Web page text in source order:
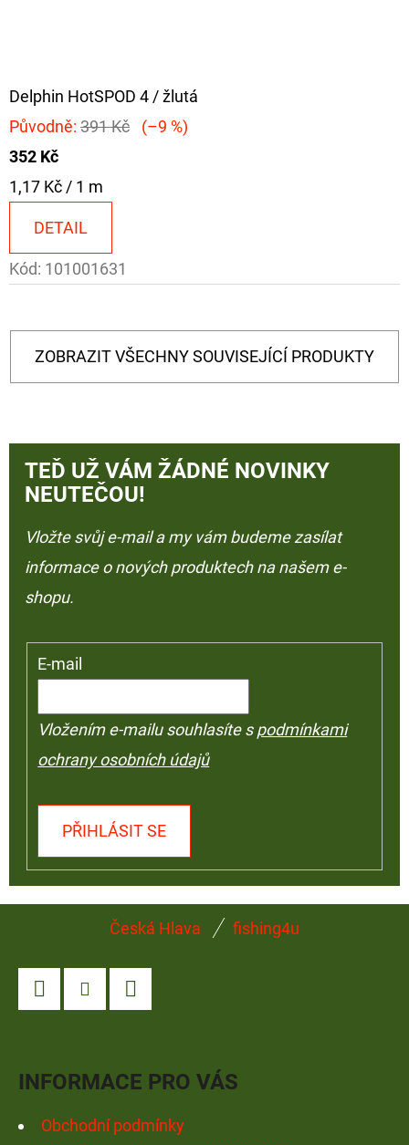
Delphin HotSPOD 4 / žlutá
Původně: 391 Kč
(–9 %)
352 Kč
Měrná
1,17 Kč / 1 m
DETAIL
Kód: 101001631
ZOBRAZIT VŠECHNY SOUVISEJÍCÍ PRODUKTY
TEĎ UŽ VÁM ŽÁDNÉ NOVINKY
NEUTEČOU!
Vložte svůj e-mail a my vám budeme zasílat
informace o nových produktech na našem e-
shopu.
E-mail
Vložením e-mailu souhlasíte spodmínkami
ochrany osobních údajů
PŘIHLÁSIT SE
Česká Hlava fishing4u
INFORMACE PRO VÁS
Obchodní podmínky